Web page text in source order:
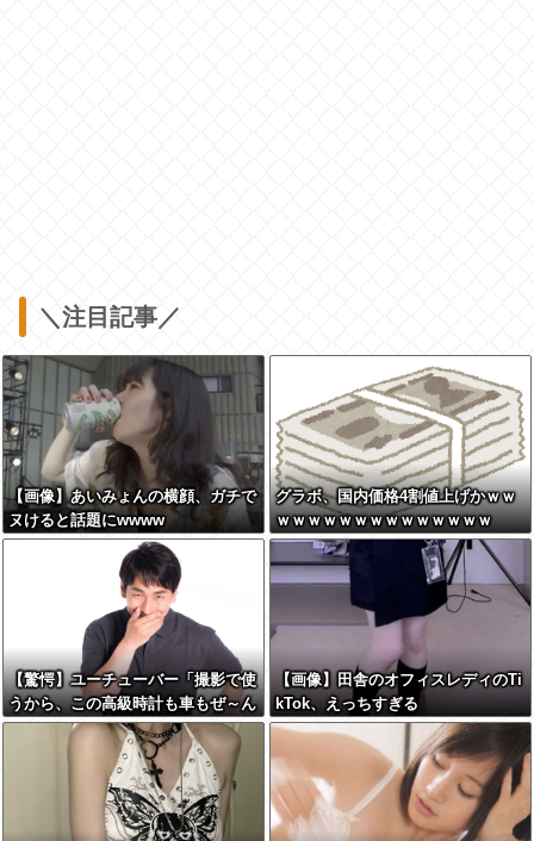
＼注目記事／
【画像】あいみょんの横顔、ガチで
ヌけると話題にwwww
グラボ、国内価格4割値上げかｗｗ
ｗｗｗｗｗｗｗｗｗｗｗｗｗｗ
【驚愕】ユーチューバー「撮影で使
うから、この高級時計も車もぜ～ん
ぶ経費でタダ！ｗ」←まさかコレ本
気にしてる奴なんておらんよな？よ
な？w w w w w w w w w w w
【画像】田舎のオフィスレディのTi
kTok、えっちすぎる